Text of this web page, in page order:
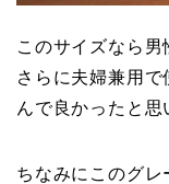
このサイズなら男
さらに夫婦兼用
んで良かったと思
ちなみにこのグレ